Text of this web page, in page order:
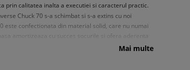
prin calitatea inalta a executiei si caracterul practic.
Chuck 70 s-a schimbat si s-a extins cu noi
este confectionata din material solid, care nu numai
amortizeaza cu succes socurile si ofera aderenta
care completeaza intreaga incaltaminte. De la
Mai multe